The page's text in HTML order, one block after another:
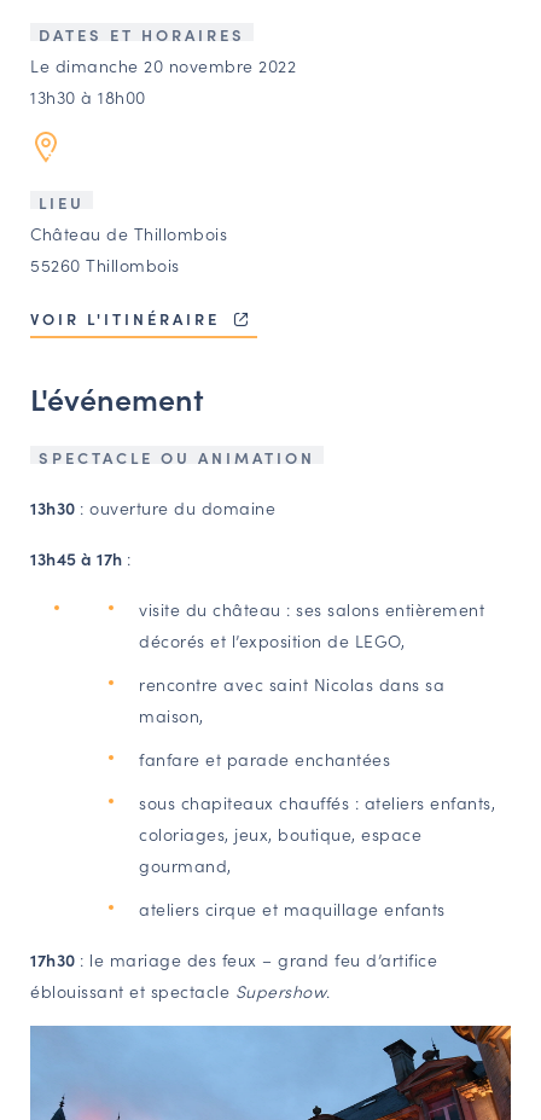
CONTACT
Agenda
Annuaire
Ressources
OFFRES D’EMPLOI ET DE STAGE
OUTILS EN LIGNE
Espace acteurs
NAVIGATION FILTRÉE « ACTEURS »
Comité d'Histoire Régionale
VOUS ÊTES…
Amateurs d’histoire et de patrimoine
Responsables de structures
DATES ET HORAIRES
Le dimanche 20 novembre 2022
13h30 à 18h00
LIEU
Château de Thillombois
55260 Thillombois
VOIR L'ITINÉRAIRE
L'événement
SPECTACLE OU ANIMATION
13h30 : ouverture du domaine
13h45 à 17h :
visite du château : ses salons entièrement
décorés et l’exposition de LEGO,
rencontre avec saint Nicolas dans sa
maison,
fanfare et parade enchantées
sous chapiteaux chauffés : ateliers enfants,
coloriages, jeux, boutique, espace
gourmand,
ateliers cirque et maquillage enfants
17h30 : le mariage des feux – grand feu d’artifice
éblouissant et spectacle Supershow.